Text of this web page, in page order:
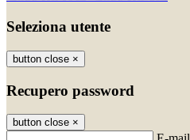
Seleziona utente
button close ×
Recupero password
button close ×